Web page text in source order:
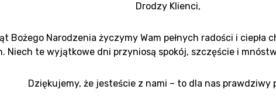
Drodzy Klienci,
Bożego Narodzenia życzymy Wam pełnych radości i ciepła
Niech te wyjątkowe dni przyniosą spokój, szczęście i
Dziękujemy, że jesteście z nami – to dla nas prawdziwy